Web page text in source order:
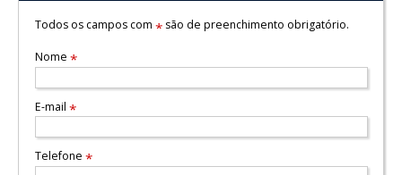
Todos os campos com *são de preenchimento obrigatório.
Nome *
E-mail *
Telefone *